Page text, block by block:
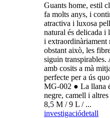
Guants home, estil
fa molts anys, i
atractiva i luxosa
natural és delicada i
i extraordinàriament
obstant això, les
siguin transpirables.
amb cosits a mà
perfecte per a ús
MG-002 ● La llana
negre, camell i
8,5 M / 9 L / ...
investigaciódetall